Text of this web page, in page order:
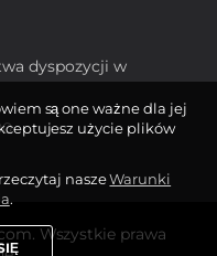
dyspozycji w
Wszystkie prawa
są one ważne dla jej
użycie plików
naszeWarunki
.